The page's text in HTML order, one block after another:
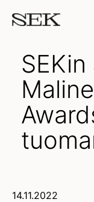
14.11.2022